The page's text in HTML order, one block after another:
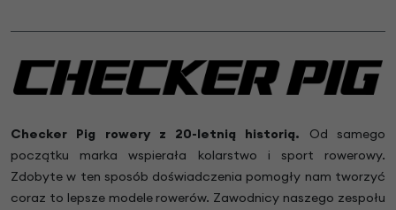
Checker Pig rowery z 20-letnią historią. Od samego
początku marka wspierała kolarstwo i sport rowerowy.
Zdobyte w ten sposób doświadczenia pomogły nam tworzyć
coraz to lepsze modele rowerów. Zawodnicy naszego zespołu